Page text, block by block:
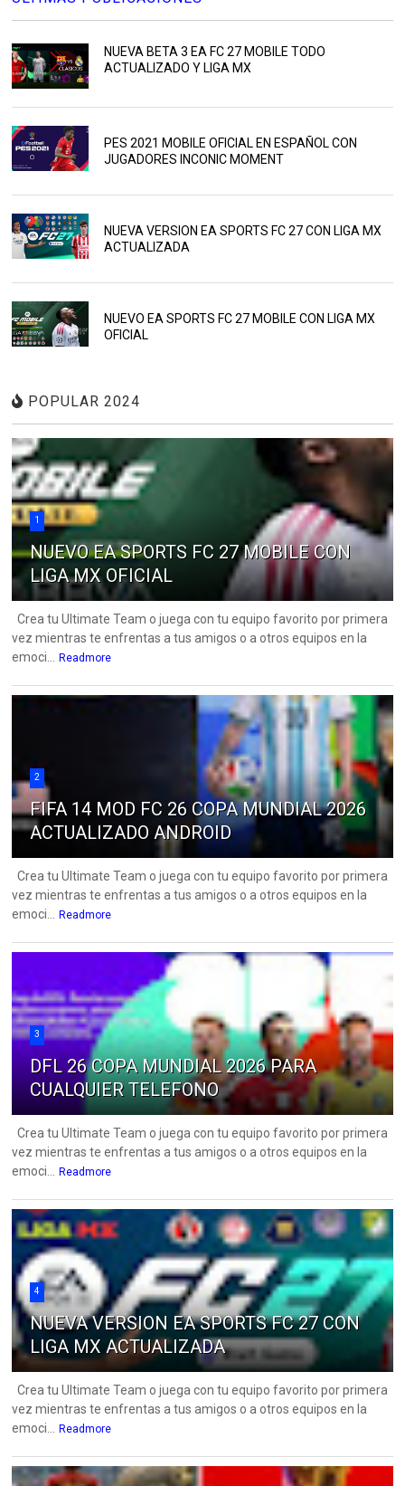
NUEVA BETA 3 EA FC 27 MOBILE TODO
ACTUALIZADO Y LIGA MX
PES 2021 MOBILE OFICIAL EN ESPAÑOL CON
JUGADORES INCONIC MOMENT
NUEVA VERSION EA SPORTS FC 27 CON LIGA MX
ACTUALIZADA
NUEVO EA SPORTS FC 27 MOBILE CON LIGA MX
OFICIAL
POPULAR 2024
1
NUEVO EA SPORTS FC 27 MOBILE CON
LIGA MX OFICIAL
Crea tu Ultimate Team o juega con tu equipo favorito por primera
vez mientras te enfrentas a tus amigos o a otros equipos en la
emoci...
Readmore
2
FIFA 14 MOD FC 26 COPA MUNDIAL 2026
ACTUALIZADO ANDROID
Crea tu Ultimate Team o juega con tu equipo favorito por primera
vez mientras te enfrentas a tus amigos o a otros equipos en la
emoci...
Readmore
3
DFL 26 COPA MUNDIAL 2026 PARA
CUALQUIER TELEFONO
Crea tu Ultimate Team o juega con tu equipo favorito por primera
vez mientras te enfrentas a tus amigos o a otros equipos en la
emoci...
Readmore
4
NUEVA VERSION EA SPORTS FC 27 CON
LIGA MX ACTUALIZADA
Crea tu Ultimate Team o juega con tu equipo favorito por primera
vez mientras te enfrentas a tus amigos o a otros equipos en la
emoci...
Readmore